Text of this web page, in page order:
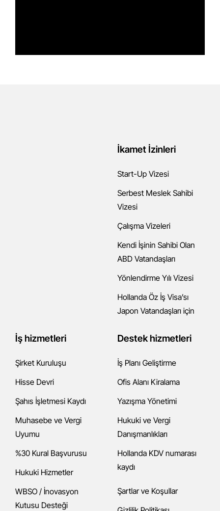
İkamet İzinleri
Start-Up Vizesi
Serbest Meslek Sahibi
Vizesi
Çalışma Vizeleri
Kendi İşinin Sahibi Olan
ABD Vatandaşları
Yönlendirme Yılı Vizesi
Hollanda Öz İş Visa’sı
Japon Vatandaşları için
İş hizmetleri
Şirket Kuruluşu
Hisse Devri
Şahıs İşletmesi Kaydı
Muhasebe ve Vergi
Uyumu
%30 Kural Başvurusu
Hukuki Hizmetler
WBSO / İnovasyon
Kutusu Desteği
Destek hizmetleri
İş Planı Geliştirme
Ofis Alanı Kiralama
Yazışma Yönetimi
Hukuki ve Vergi
Danışmanlıkları
Hollanda KDV numarası
kaydı
Şartlar ve Koşullar